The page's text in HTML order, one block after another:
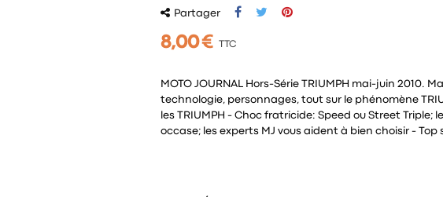
Partager
8,00 € TTC
MOTO JOURNAL Hors-Série TRIUMPH mai-juin 2010.
technologie, personnages, tout sur le phénomène
les TRIUMPH - Choc fratricide: Speed ou Street
occase; les experts MJ vous aident à bien choisir - Top